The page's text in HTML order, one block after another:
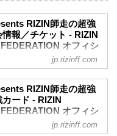
RIZIN師走の超強
報／チケット - RIZIN
オフィシ
Yogibo presents RIZIN師走
- RIZIN FIGHTING
オフィシャルサイト
れる「Yogibo presents
jp.rizinff.com
RIZIN師走の超強
ード - RIZIN
オフィシ
jp.rizinff.com